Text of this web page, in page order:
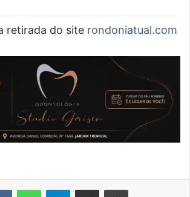
retirada do site rondoniatual.com
VK WhatsAppTelegramCompartilhar via e-mail Imprimir